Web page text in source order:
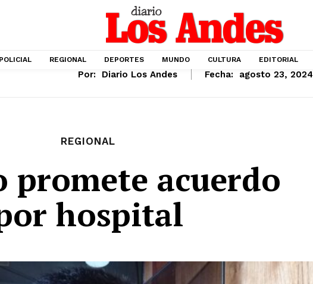
POLICIAL REGIONAL DEPORTES MUNDO CULTURA EDITORIAL
Por: Diario Los Andes Fecha: agosto 23, 2024
REGIONAL
promete acuerdo
hospital